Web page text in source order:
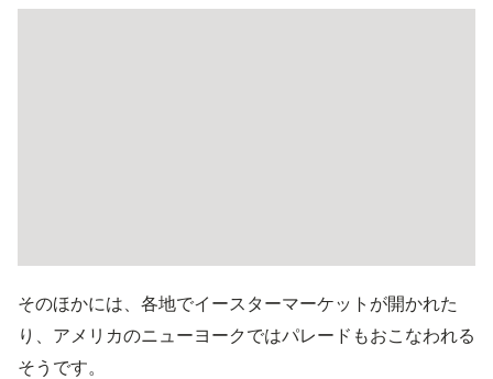
そのほかには、各地でイースターマーケットが開かれた
り、アメリカのニューヨークではパレードもおこなわれる
そうです。